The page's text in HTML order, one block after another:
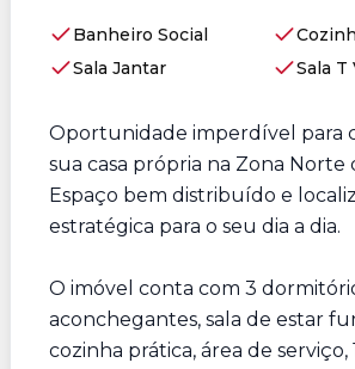
Banheiro Social
Sala Jantar
Sala T
Oportunidade imperdível para
sua casa própria na Zona Norte
Espaço bem distribuído e
estratégica para o seu dia a dia.
O imóvel conta com 3
aconchegantes, sala de estar
cozinha prática, área de serviço,